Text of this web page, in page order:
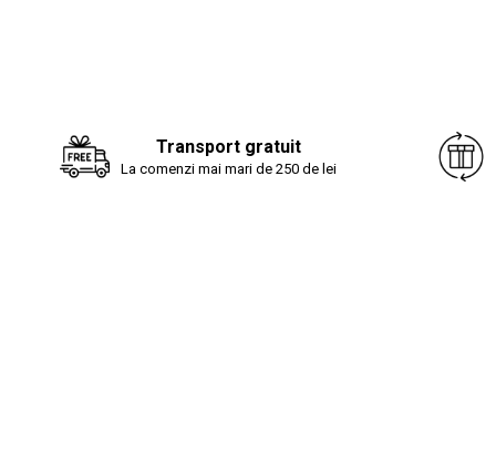
Transport gratuit
La comenzi mai mari de 250 de lei